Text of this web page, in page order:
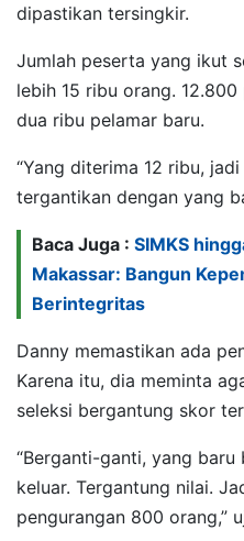
dipastikan tersingkir.
Jumlah peserta yang ikut
lebih 15 ribu orang.
dua ribu pelamar baru.
“Yang diterima 12 ribu,
tergantikan dengan yang
Baca Juga : SIMKS
Makassar: Bangun
Berintegritas
Danny memastikan ada
Karena itu, dia meminta
seleksi bergantung skor
“Berganti-ganti, yang baru
keluar. Tergantung nilai.
pengurangan 800 orang,”